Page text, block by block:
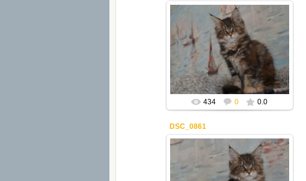
22.02.2021
Mila2409
434 0 0.0
DSC_0861
22.02.2021